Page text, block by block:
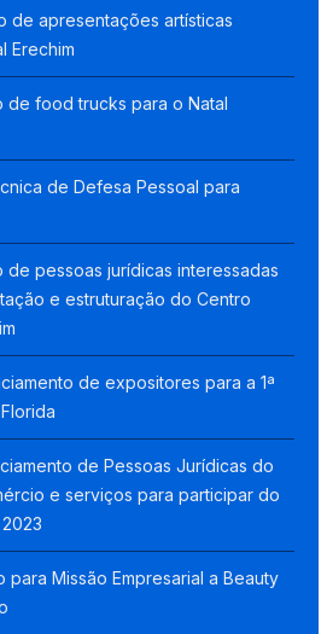
de apresentações artísticas
Erechim
de food trucks para o Natal
de Defesa Pessoal para
de pessoas jurídicas interessadas
e estruturação do Centro
de expositores para a 1ª
de Pessoas Jurídicas do
e serviços para participar do
Missão Empresarial a Beauty